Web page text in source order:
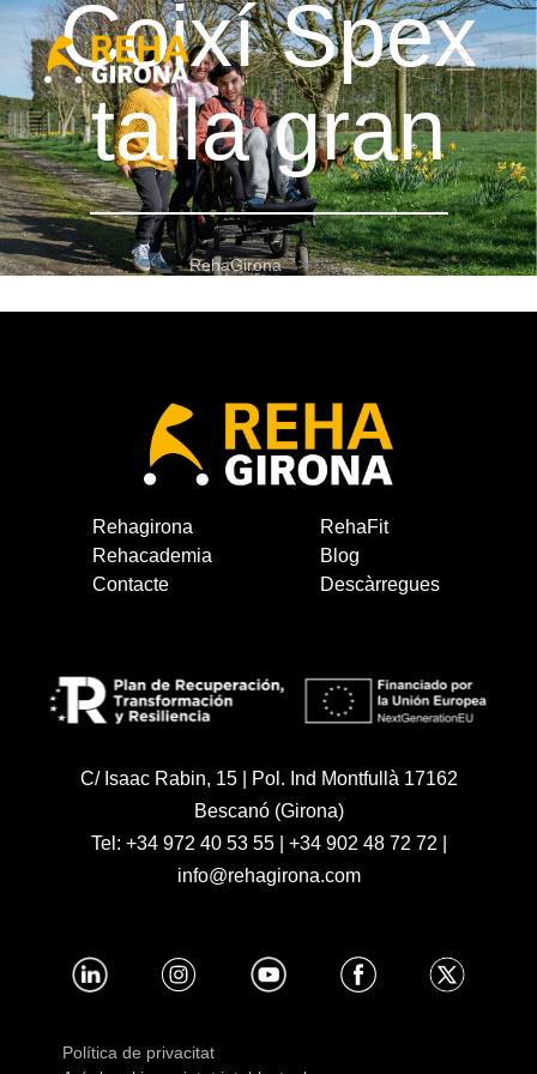
Coixí Spex
talla gran
RehaGirona
Rehagirona
RehaFit
Rehacademia
Blog
Contacte
Descàrregues
C/ Isaac Rabin, 15 | Pol. Ind Montfullà 17162
Bescanó (Girona)
Tel: +34 972 40 53 55| +34 902 48 72 72
info@rehagirona.com
Política de privacitat